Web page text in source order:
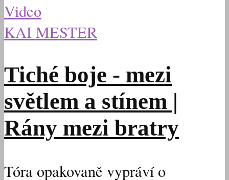
Video
KAI MESTER
Tiché boje - mezi
světlem a stínem |
Rány mezi bratry
Tóra opakovaně vypráví o